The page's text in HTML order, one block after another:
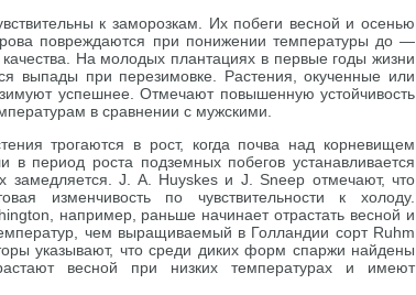
к заморозкам. Их побеги весной и осенью
повреждаются при понижении температуры до —
На молодых плантациях в первые годы жизни
выпады при перезимовке. Растения, окученные или
успешнее. Отмечают повышенную устойчивость
в сравнении с мужскими.
трогаются в рост, когда почва над корневищем
в период роста подземных побегов устанавливается
замедляется. J. A. Huyskes и J. Sneep отмечают, что
изменчивость по чувствительности к холоду.
например, раньше начинает отрастать весной и
чем выращиваемый в Голландии сорт Ruhm
указывают, что среди диких форм спаржи найдены
весной при низких температурах и имеют